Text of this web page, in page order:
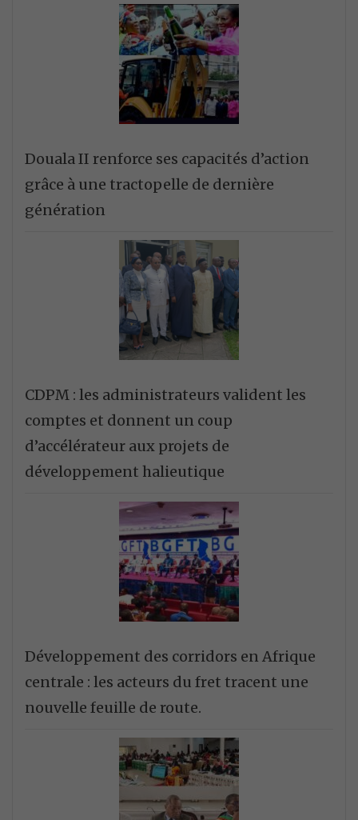
Douala II renforce ses capacités d’action
grâce à une tractopelle de dernière
génération
CDPM : les administrateurs valident les
comptes et donnent un coup
d’accélérateur aux projets de
développement halieutique
Développement des corridors en Afrique
centrale : les acteurs du fret tracent une
nouvelle feuille de route.